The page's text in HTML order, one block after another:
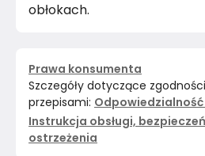
obłokach.
Prawa konsumenta
Szczegóły dotyczące
przepisami:
Instrukcja obsługi,
ostrzeżenia